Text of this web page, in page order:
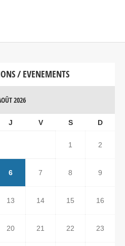
/ EVENEMENTS
2026
J V S D
1 2
6 7 8 9
13 14 15 16
20 21 22 23